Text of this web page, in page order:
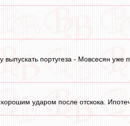
португеза - Мовсесян уже
ударом после отскока.